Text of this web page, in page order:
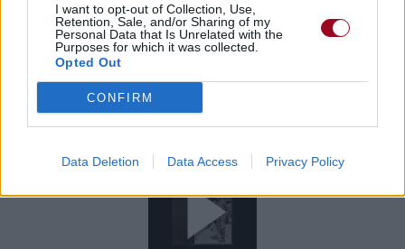
I want to opt-out of Collection, Use,
Retention, Sale, and/or Sharing of my
Personal Data that Is Unrelated with the
Purposes for which it was collected.
Opted Out
CONFIRM
Data Deletion Data Access Privacy Policy
Paroles + Traduction Téléchargement
Commentaires
Voir la vidéo de «The World (Is In
Trouble Now)»